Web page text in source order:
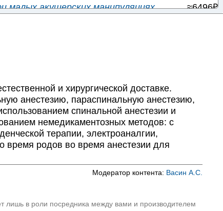
малых акушерских манипуляциях
≈6496₽
≈5902₽
кровотечения
и хирургической доставке.
анестезию, параспинальную анестезию,
спинальной анестезии и
немедикаментозных методов: с
терапии, электроаналгии,
время родов во время анестезии для
Модератор контента: Васин А.С.
лишь в роли посредника между вами и производителем